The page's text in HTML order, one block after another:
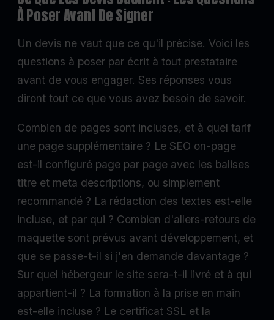
À Poser Avant De Signer
Un devis ne vaut que ce qu'il précise. Voici les
questions à poser par écrit à tout prestataire
avant de vous engager. Ses réponses vous
diront tout ce que vous avez besoin de savoir.
Combien de pages sont incluses, et à quel tarif
une page supplémentaire ? Le SEO on-page
est-il configuré page par page avec les balises
titre et meta descriptions, ou simplement
recommandé ? La rédaction des textes est-elle
incluse, et par qui ? Combien d'allers-retours de
maquette sont prévus avant développement, et
que se passe-t-il si j'en demande davantage ?
Sur quel hébergeur le site sera-t-il livré et à qui
appartient-il ? La formation à la prise en main
est-elle incluse ? Le certificat SSL et la